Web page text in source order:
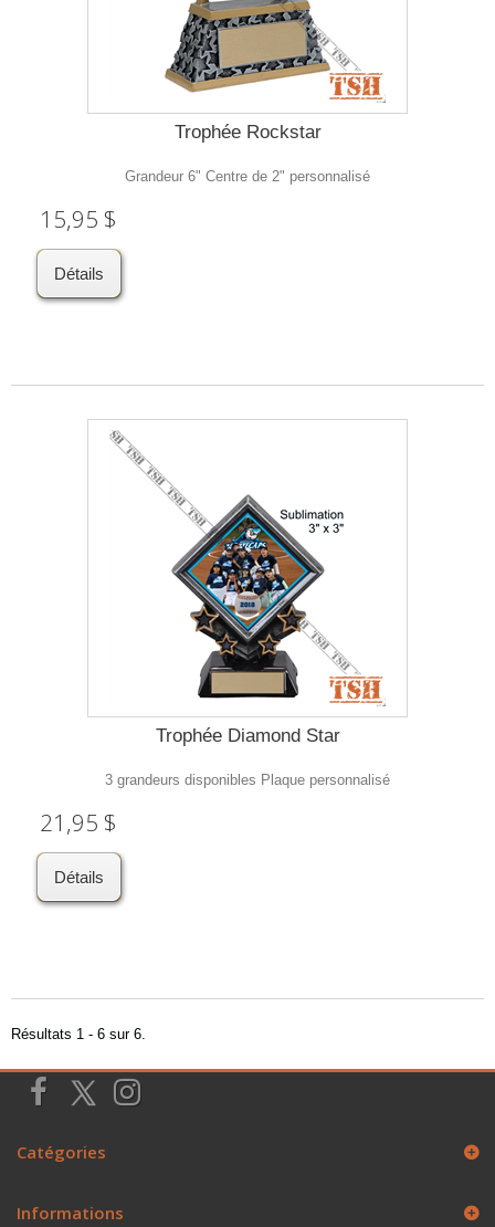
Trophée Rockstar
Grandeur 6" Centre de 2" personnalisé
15,95 $
Détails
Trophée Diamond Star
3 grandeurs disponibles Plaque personnalisé
21,95 $
Détails
Résultats 1 - 6 sur 6.
Catégories
Informations